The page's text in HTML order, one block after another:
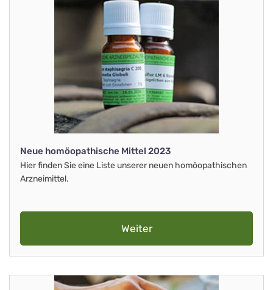
Neue homöopathische Mittel 2023
Hier finden Sie eine Liste unserer neuen homöopathischen
Arzneimittel.
Weiter